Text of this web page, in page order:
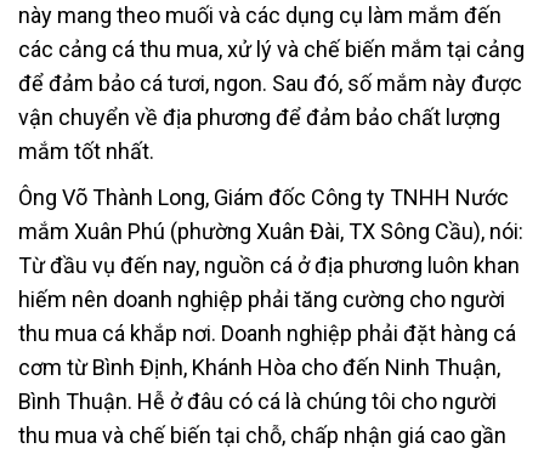
này mang theo muối và các dụng cụ làm mắm đến
các cảng cá thu mua, xử lý và chế biến mắm tại cảng
để đảm bảo cá tươi, ngon. Sau đó, số mắm này được
vận chuyển về địa phương để đảm bảo chất lượng
mắm tốt nhất.
Ông Võ Thành Long, Giám đốc Công ty TNHH Nước
mắm Xuân Phú (phường Xuân Đài, TX Sông Cầu), nói:
Từ đầu vụ đến nay, nguồn cá ở địa phương luôn khan
hiếm nên doanh nghiệp phải tăng cường cho người
thu mua cá khắp nơi. Doanh nghiệp phải đặt hàng cá
cơm từ Bình Định, Khánh Hòa cho đến Ninh Thuận,
Bình Thuận. Hễ ở đâu có cá là chúng tôi cho người
thu mua và chế biến tại chỗ, chấp nhận giá cao gần